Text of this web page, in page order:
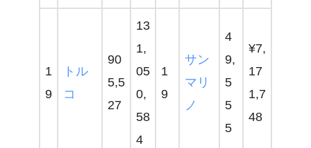
1
9
トル
コ
90
5,5
27
13
1,
05
0,
58
4
1
9
サン
マリ
ノ
4
9,
5
5
5
¥7,
17
1,7
48